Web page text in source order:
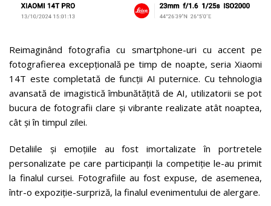
Reimaginând fotografia cu smartphone-uri cu accent pe
fotografierea excepțională pe timp de noapte, seria Xiaomi
14T este completată de funcții AI puternice. Cu tehnologia
avansată de imagistică îmbunătățită de AI, utilizatorii se pot
bucura de fotografii clare și vibrante realizate atât noaptea,
cât și în timpul zilei.
Detaliile și emoțiile au fost imortalizate în portretele
personalizate pe care participanții la competiție le-au primit
la finalul cursei. Fotografiile au fost expuse, de asemenea,
într-o expoziție-surpriză, la finalul evenimentului de alergare.